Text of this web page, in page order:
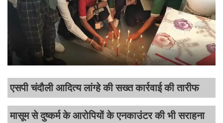
एसपी चंदौली आदित्य लांग्हे की सख्त कार्रवाई की तारीफ
मासूम से दुष्कर्म के आरोपियों के एनकाउंटर की भी सराहना